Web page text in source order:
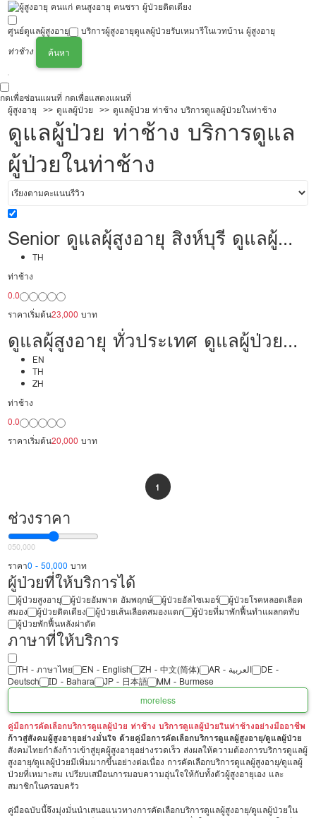
ศูนย์ดูแลผู้สูงอายุ บริการผู้สูงอายุดูแลผู้ป่วยรับเหมารีโนเวทบ้าน ผู้สูงอายุ
ท่าช้าง
ค้นหา
กดเพื่อซ่อนแผนที่ กดเพื่อแสดงแผนที่
ผู้สูงอายุ
ดูแลผู้ป่วย ดูแลผู้ป่วย ท่าช้าง บริการดูแลผู้ป่วยในท่าช้าง
ดูแลผู้ป่วย ท่าช้าง บริการดูแล
ผู้ป่วยในท่าช้าง
Senior ดูแลผุ้สูงอายุ สิงห์บุรี ดูแลผู้
ป่วย 23,000/เดือน มืออาชีพ
ประสบการณ์เคยเป็นพยาบาล
TH
ท่าช้าง
0.0
ราคาเริ่มต้น23,000 บาท
ดูแลผุ้สูงอายุ ทั่วประเทศ ดูแลผู้ป่วย
20,000/เดือน มืออาชีพ ได้ภาษา รับ
ต่างชาติ
EN
TH
ZH
ท่าช้าง
0.0
ราคาเริ่มต้น20,000 บาท
1
ช่วงราคา
050,000
ราคา0 - 50,000 บาท
ผู้ป่วยที่ให้บริการได้
ผู้ป่วยสูงอายุ ผู้ป่วยอัมพาต อัมพฤกษ์ ผู้ป่วยอัลไซเมอร์
ผู้ป่วยโรคหลอดเลือด
สมอง
ผู้ป่วยติดเตียง ผู้ป่วยเส้นเลือดสมองแตก
ผู้ป่วยที่มาพักฟื้นทำแผลกดทับ
ผู้ป่วยพักฟื้นหลังผ่าตัด
ภาษาที่ให้บริการ
TH - ‏ภาษาไทย EN - English ZH - 中文(简体) ‏AR - ‏العربية‏
DE -
Deutsch
ID - Bahara JP - 日本語
MM - Burmese
moreless
คู่มือการคัดเลือกบริการดูแลผู้ป่วย ท่าช้าง บริการดูแลผู้ป่วยในท่าช้างอย่างมืออาชีพ
ก้าวสู่สังคมผู้สูงอายุอย่างมั่นใจ ด้วยคู่มือการคัดเลือกบริการดูแลผู้สูงอายุ/ดูแลผู้ป่วย
สังคมไทยกำลังก้าวเข้าสู่ยุคผู้สูงอายุอย่างรวดเร็ว ส่งผลให้ความต้องการบริการดูแลผู้
สูงอายุ/ดูแลผู้ป่วยมีเพิ่มมากขึ้นอย่างต่อเนื่อง การคัดเลือกบริการดูแลผู้สูงอายุ/ดูแลผู้
ป่วยที่เหมาะสม เปรียบเสมือนการมอบความอุ่นใจให้กับทั้งตัวผู้สูงอายุเอง และ
สมาชิกในครอบครัว
คู่มือฉบับนี้จึงมุ่งมั่นนำเสนอแนวทางการคัดเลือกบริการดูแลผู้สูงอายุ/ดูแลผู้ป่วยใน